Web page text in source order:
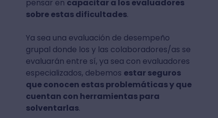
pensar en capacitar a los evaluadores
sobre estas dificultades.
Ya sea una evaluación de desempeño
grupal donde los y las colaboradores/as se
evaluarán entre sí, ya sea con evaluadores
especializados, debemos estar seguros
que conocen estas problemáticas y que
cuentan con herramientas para
solventarlas.